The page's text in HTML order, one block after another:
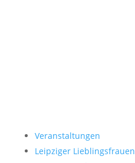
Veranstaltungen
Leipziger Lieblingsfrauen